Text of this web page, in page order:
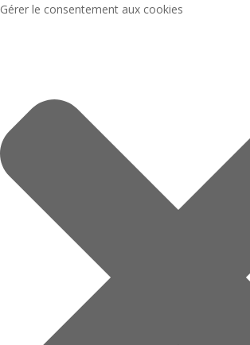
Gérer le consentement aux cookies